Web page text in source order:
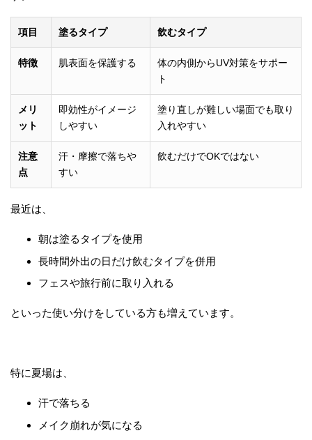
項目 塗るタイプ 飲むタイプ
特徴 肌表面を保護する
体の内側からUV対策をサポー
ト
メリ
ット
即効性がイメージ
しやすい
塗り直しが難しい場面でも取り
入れやすい
注意
点
汗・摩擦で落ちや
すい
飲むだけでOKではない
最近は、
朝は塗るタイプを使用
長時間外出の日だけ飲むタイプを併用
フェスや旅行前に取り入れる
といった使い分けをしている方も増えています。
特に夏場は、
汗で落ちる
メイク崩れが気になる